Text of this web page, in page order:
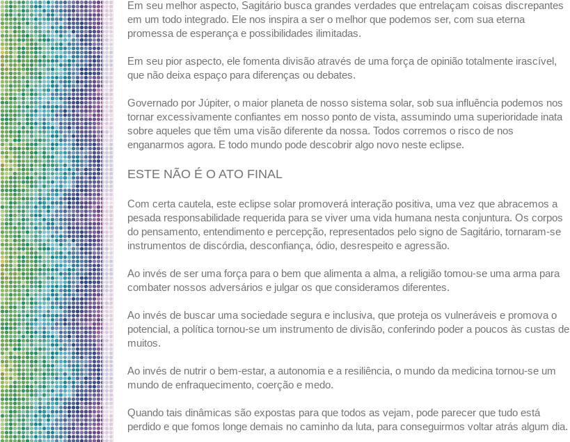
Em seu melhor aspecto, Sagitário busca grandes verdades que entrelaçam coisas discrepantes
em um todo integrado. Ele nos inspira a ser o melhor que podemos ser, com sua eterna
promessa de esperança e possibilidades ilimitadas.
Em seu pior aspecto, ele fomenta divisão através de uma força de opinião totalmente irascível,
que não deixa espaço para diferenças ou debates.
Governado por Júpiter, o maior planeta de nosso sistema solar, sob sua influência podemos nos
tornar excessivamente confiantes em nosso ponto de vista, assumindo uma superioridade inata
sobre aqueles que têm uma visão diferente da nossa. Todos corremos o risco de nos
enganarmos agora. E todo mundo pode descobrir algo novo neste eclipse.
ESTE NÃO É O ATO FINAL
Com certa cautela, este eclipse solar promoverá interação positiva, uma vez que abracemos a
pesada responsabilidade requerida para se viver uma vida humana nesta conjuntura. Os corpos
do pensamento, entendimento e percepção, representados pelo signo de Sagitário, tornaram-se
instrumentos de discórdia, desconfiança, ódio, desrespeito e agressão.
Ao invés de ser uma força para o bem que alimenta a alma, a religião tomou-se uma arma para
combater nossos adversários e julgar os que consideramos diferentes.
Ao invés de buscar uma sociedade segura e inclusiva, que proteja os vulneráveis e promova o
potencial, a política tornou-se um instrumento de divisão, conferindo poder a poucos às custas de
muitos.
Ao invés de nutrir o bem-estar, a autonomia e a resiliência, o mundo da medicina tornou-se um
mundo de enfraquecimento, coerção e medo.
Quando tais dinâmicas são expostas para que todos as vejam, pode parecer que tudo está
perdido e que fomos longe demais no caminho da luta, para conseguirmos voltar atrás algum dia.